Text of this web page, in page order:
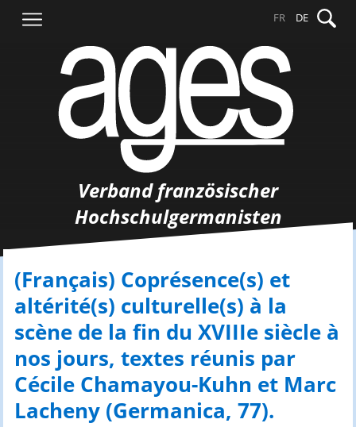
Inhalt
nach:
FR DE
Verband französischer
Hochschulgermanisten
(Français) Coprésence(s) et
altérité(s) culturelle(s) à la
scène de la fin du XVIIIe siècle à
nos jours, textes réunis par
Cécile Chamayou-Kuhn et Marc
Lacheny (Germanica, 77).